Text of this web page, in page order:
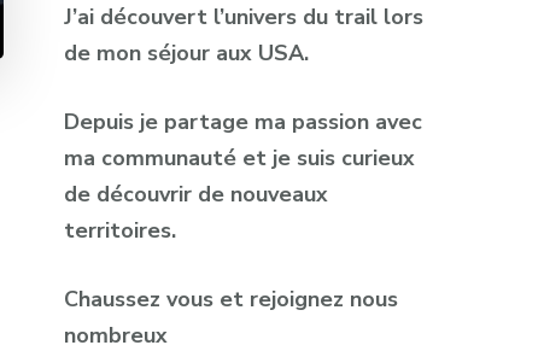
J’ai découvert l’univers du trail lors
de mon séjour aux USA.
Depuis je partage ma passion avec
ma communauté et je suis curieux
de découvrir de nouveaux
territoires.
Chaussez vous et rejoignez nous
nombreux